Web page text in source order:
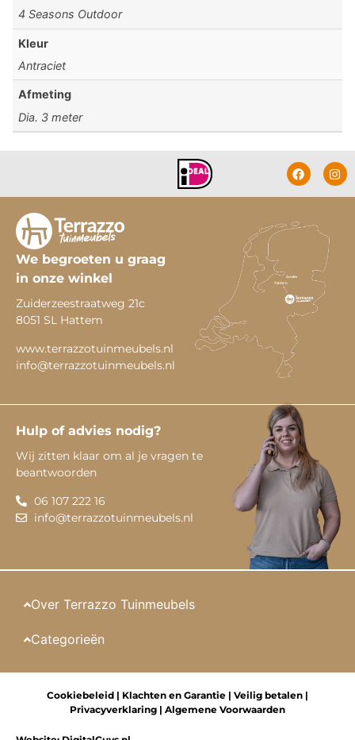
4 Seasons Outdoor
Kleur
Antraciet
Afmeting
Dia. 3 meter
We begroeten u graag
in onze winkel
Zuiderzeestraatweg 21c
8051 SL Hattem
www.terrazzotuinmeubels.nl
info@terrazzotuinmeubels.nl
Hulp of advies nodig?
Wij zitten klaar om al je vragen te
beantwoorden
06 107 222 16
info@terrazzotuinmeubels.nl
Over Terrazzo Tuinmeubels
Categorieën
Cookiebeleid | Klachten en Garantie | Veilig betalen |
Privacyverklaring | Algemene Voorwaarden